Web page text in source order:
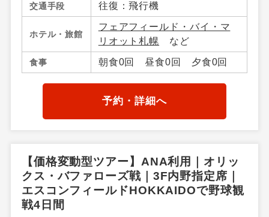
交通手段 往復：飛行機
ホテル・旅館
フェアフィールド・バイ・マ
リオット札幌 など
食事 朝食0回 昼食0回 夕食0回
予約・詳細へ
【価格変動型ツアー】ANA利用｜オリッ
クス・バファローズ戦｜3F内野指定席｜
エスコンフィールドHOKKAIDOで野球観
戦4日間